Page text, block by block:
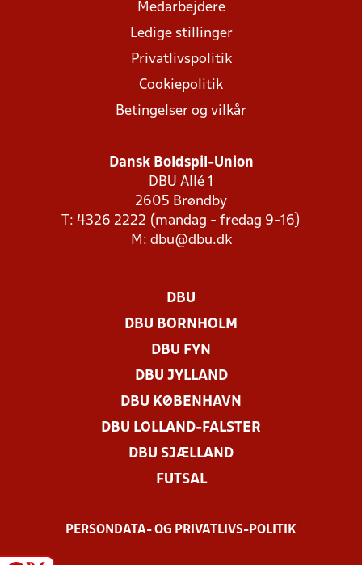
Medarbejdere
Ledige stillinger
Privatlivspolitik
Cookiepolitik
Betingelser og vilkår
Dansk Boldspil-Union
DBU Allé 1
2605 Brøndby
T: 4326 2222 (mandag - fredag 9-16)
M: dbu@dbu.dk
DBU
DBU BORNHOLM
DBU FYN
DBU JYLLAND
DBU KØBENHAVN
DBU LOLLAND-FALSTER
DBU SJÆLLAND
FUTSAL
PERSONDATA- OG PRIVATLIVS-POLITIK